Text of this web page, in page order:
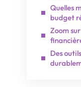
Quelles
budget
Zoom
Des